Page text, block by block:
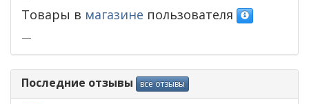
Товары в магазине пользователя
—
Последние отзывы все отзывы